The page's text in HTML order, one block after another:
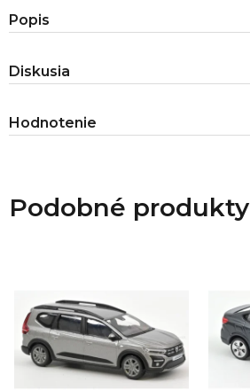
Popis
Diskusia
Hodnotenie
Podobné produkty